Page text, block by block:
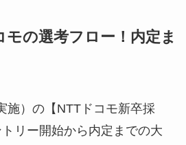
モの選考フロー！内定ま
施）の【NTTドコモ新卒採
リー開始から内定までの大